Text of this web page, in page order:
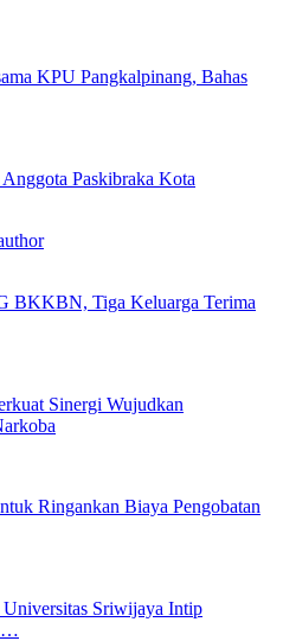
KPU Pangkalpinang, Bahas
Paskibraka Kota
Tiga Keluarga Terima
Sinergi Wujudkan
Ringankan Biaya Pengobatan
Sriwijaya Intip